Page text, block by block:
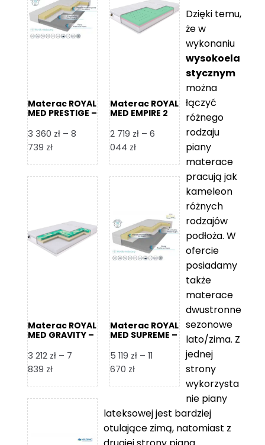
7
000 zł
8
865 zł
Materac ROYAL
MED PRESTIGE –
3 360 zł – 8
739 złZakres
od
8
739 zł
Materac ROYAL
MED EMPIRE 2
2 719 zł – 6
044 złZakres
od
6
044 zł
Materac ROYAL
MED GRAVITY –
3 212 zł – 7
839 złZakres
od
Materac ROYAL
MED SUPREME –
5 119 zł – 11
670 złZakres
5
119 zł
do
Dzięki temu,
że w
wykonaniu
wysokoela
stycznym
można
łączyć
różnego
rodzaju
piany
materace
pracują jak
kameleon
różnych
rodzajów
podłoża. W
ofercie
posiadamy
także
materace
dwustronne
sezonowe
lato/zima. Z
jednej
strony
wykorzysta
nie piany
lateksowej jest bardziej
otulające zimą, natomiast z